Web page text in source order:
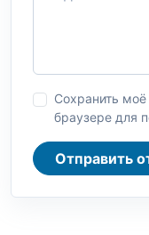
Сохранить
браузере для